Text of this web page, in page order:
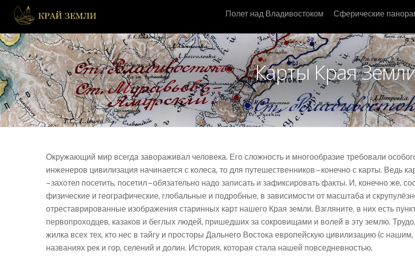
Skip
content
Полет над Владивостоком Сферические
Карты Края
Окружающий мир всегда завораживал человека. Его сложность и многообразие требовали
инженеров цивилизация начинается с колеса, то для путешественников – конечно с карты. Ведь
– захотел посетить, посетил – обязательно надо записать и зафиксировать факты. И, конечно же,
физические и географические, глобальные и подробные, в зависимости от масштаба и
отреставрированные изображения старинных карт нашего Края земли. Взгляните, в них есть
первопроходцев, казаков и беглых людей, пришедших за сокровищами и волей в эту землю.
жилка всех тех, кто нес в тайгу и просторы Дальнего Востока европейскую цивилизацию (с
названиях рек и гор, селений и долин. История, которая стала нашей повседневностью.